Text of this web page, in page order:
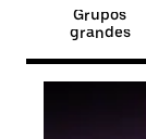
Grupos
grandes